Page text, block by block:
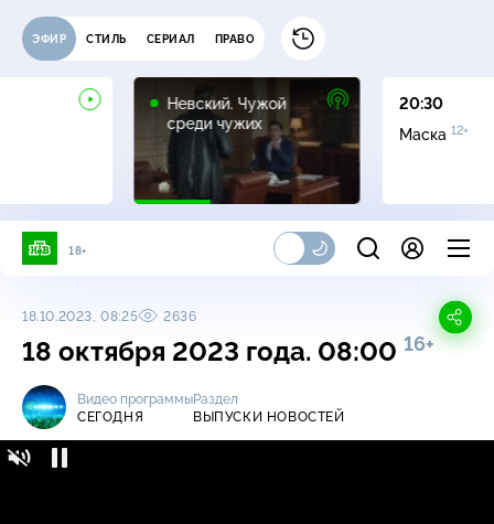
ЭФИР СТИЛЬ СЕРИАЛ ПРАВО
Невский. Чужой
среди чужих
16+
20:30
Маска 12+
18+
18.10.2023, 08:25 2636
18 октября 2023 года. 08:00 16+
Видео программы
СЕГОДНЯ
Раздел
ВЫПУСКИ НОВОСТЕЙ